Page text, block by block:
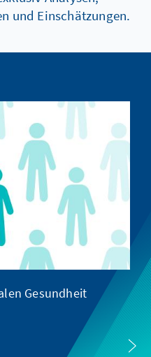
und Einschätzungen.
Gesundheit